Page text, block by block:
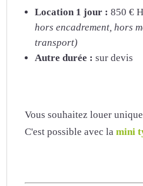
Location 1 jour : 850 €
hors encadrement, hors
transport)
Autre durée : sur devis
Vous souhaitez louer
C'est possible avec lamini